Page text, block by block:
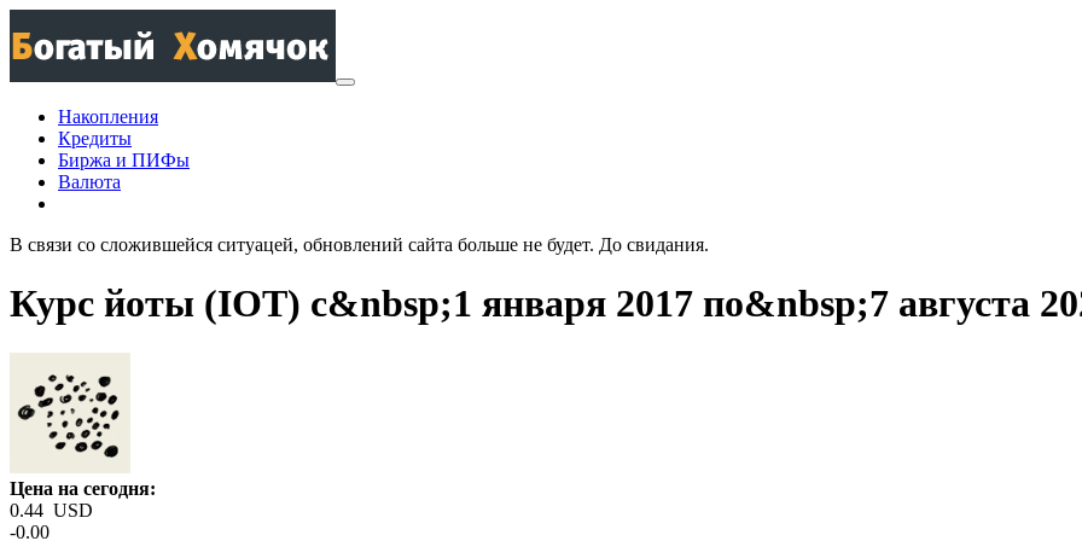
Накопления
Кредиты
Биржа и ПИФы
Валюта
В связи со сложившейся ситуацей, обновлений сайта больше не будет. До свидания.
Курс йоты (IOT) с&nbsp;1 января 2017 по&nbsp;7 августа
Цена на сегодня:
0.44 USD
-0.00